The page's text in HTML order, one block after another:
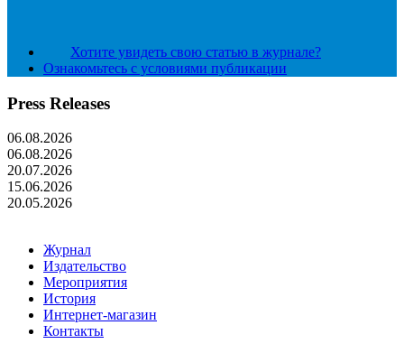
Хотите увидеть свою статью в журнале?
Ознакомьтесь с условиями публикации
Press Releases
06.08.2026
06.08.2026
20.07.2026
15.06.2026
20.05.2026
Журнал
Издательство
Мероприятия
История
Интернет-магазин
Контакты